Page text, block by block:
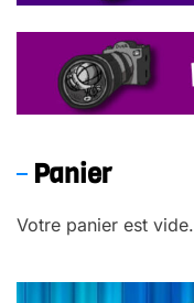
Panier
Votre panier est vide.